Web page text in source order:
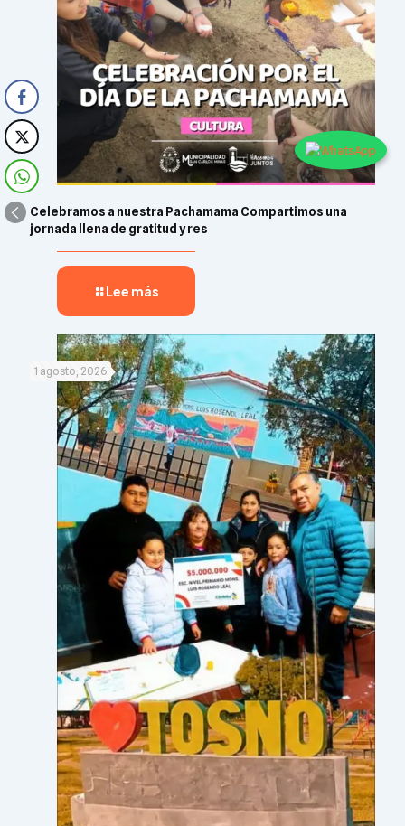
Celebramos a nuestra Pachamama Compartimos una
jornada llena de gratitud y res
Lee más
1 agosto, 2026